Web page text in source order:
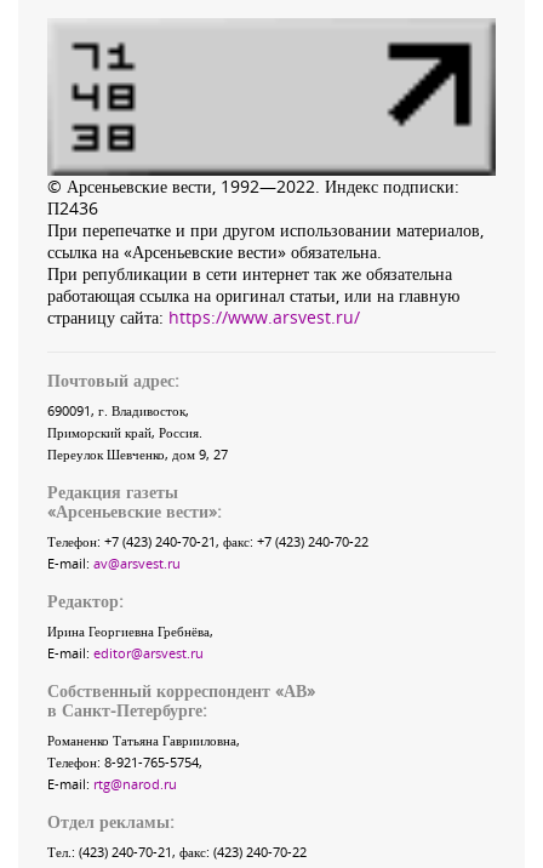
© Арсеньевские вести, 1992—2022. Индекс подписки:
П2436
При перепечатке и при другом использовании материалов,
ссылка на «Арсеньевские вести» обязательна.
При републикации в сети интернет так же обязательна
работающая ссылка на оригинал статьи, или на главную
страницу сайта: https://www.arsvest.ru/
Почтовый адрес:
690091, г. Владивосток,
Приморский край, Россия
Переулок Шевченко, дом 9, 27
Редакция газеты
«Арсеньевские вести»:
Телефон: +7 (423) 240-70-21, факс: +7 (423) 240-70-22
E-mail: av@arsvest.ru
Редактор:
Ирина Георгиевна Гребнёва,
E-mail: editor@arsvest.ru
Собственный корреспондент «АВ»
в Санкт-Петербурге:
Романенко Татьяна Гаврииловна,
Телефон: 8-921-765-5754,
E-mail: rtg@narod.ru
Отдел рекламы:
Тел.: (423) 240-70-21, факс: (423) 240-70-22